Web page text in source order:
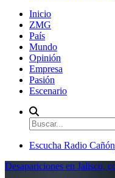
Inicio
ZMG
País
Mundo
Opinión
Empresa
Pasión
Escenario
Escucha Radio Cañón
Desapariciones en Jalisco,